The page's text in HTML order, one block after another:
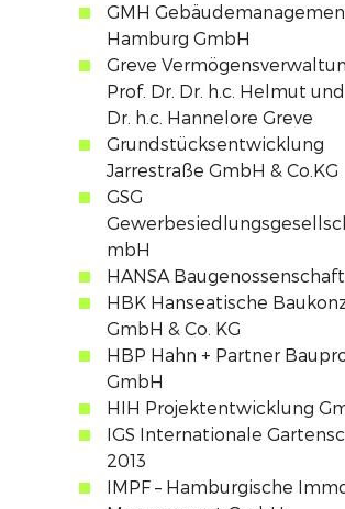
GMH
Hamburg GmbH
Greve
Prof. Dr. Dr. h.c. Helmut
Dr. h.c. Hannelore Greve
Grundstücksentwicklung
Jarrestraße GmbH & Co.KG
GSG
mbH
HANSA
HBK Hanseatische
GmbH & Co. KG
HBP Hahn + Partner
GmbH
HIH Projektentwicklung
IGS Internationale
2013
IMPF – Hamburgische